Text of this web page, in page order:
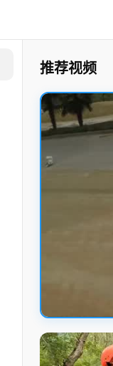
推荐视频